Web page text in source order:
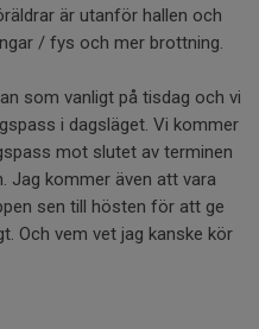
är utanför hallen och
/ fys och mer brottning.
som vanligt på tisdag och vi
i dagsläget. Vi kommer
mot slutet av terminen
Jag kommer även att vara
sen till hösten för att ge
Och vem vet jag kanske kör